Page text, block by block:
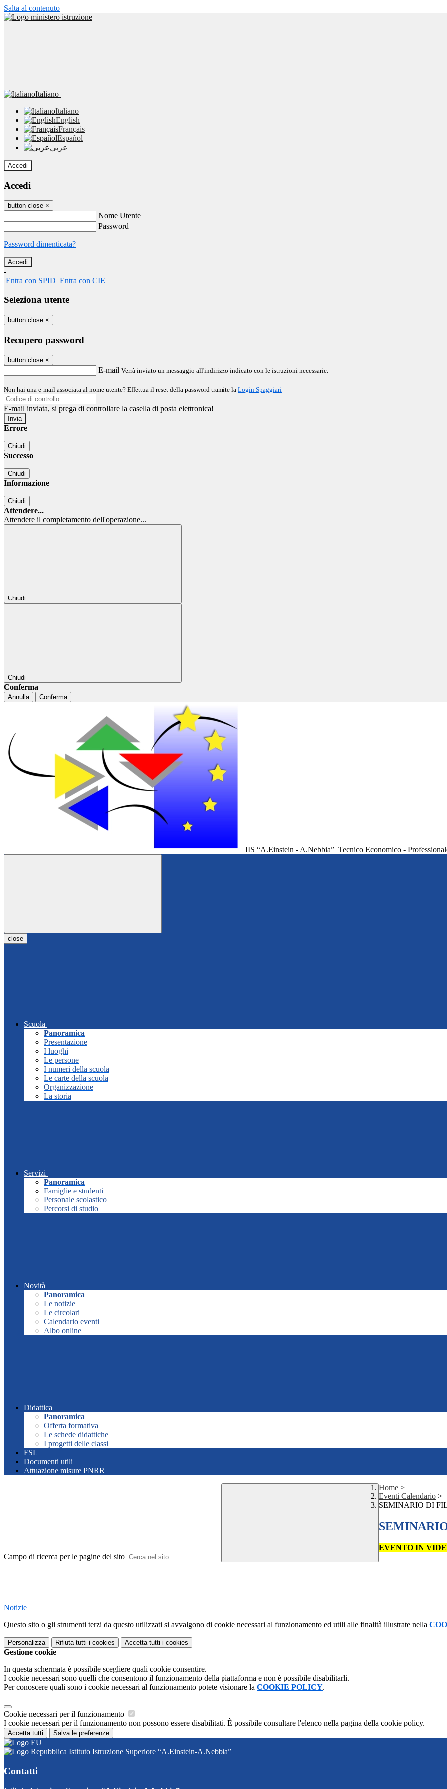
Salta al contenuto
Italiano
Italiano
English
Français
Español
عربى
Accedi
Accedi
button close ×
Nome Utente
Password
Password dimenticata?
-
Entra con SPID Entra con CIE
Seleziona utente
button close ×
Recupero password
button close ×
E-mail Verrà inviato un messaggio all'indirizzo indicato con le istruzioni necessarie.
Non hai una e-mail associata al nome utente? Effettua il reset della password tramite la Login Spaggiari
E-mail inviata, si prega di controllare la casella di posta elettronica!
Errore
Chiudi
Successo
Chiudi
Informazione
Chiudi
Attendere...
Attendere il completamento dell'operazione...
Chiudi
Chiudi
Conferma
Annulla Conferma
IIS “A.Einstein - A.Nebbia” Tecnico Economico -
close
Scuola
Panoramica
Presentazione
I luoghi
Le persone
I numeri della scuola
Le carte della scuola
Organizzazione
La storia
Servizi
Panoramica
Famiglie e studenti
Personale scolastico
Percorsi di studio
Novità
Panoramica
Le notizie
Le circolari
Calendario eventi
Albo online
Didattica
Panoramica
Offerta formativa
Le schede didattiche
I progetti delle classi
FSL
Documenti utili
Attuazione misure PNRR
Campo di ricerca per le pagine del sito
Home >
Eventi Calendario >
SEMINARIO DI
EVENTO IN
Notizie
Questo sito o gli strumenti terzi da questo utilizzati si avvalgono di cookie necessari al funzionamento ed utili alle finalità illustrate nella
Personalizza Rifiuta tutti i cookies Accetta tutti i cookies
Gestione cookie
In questa schermata è possibile scegliere quali cookie consentire.
I cookie necessari sono quelli che consentono il funzionamento della piattaforma e non è possibile disabilitarli.
Per conoscere quali sono i cookie necessari al funzionamento potete visionare la COOKIE POLICY.
Cookie necessari per il funzionamento
I cookie necessari per il funzionamento non possono essere disabilitati. È possibile consultare l'elenco nella pagina della cookie policy.
Accetta tutti Salva le preferenze
Istituto Istruzione Superiore “A.Einstein-A.Nebbia”
Contatti